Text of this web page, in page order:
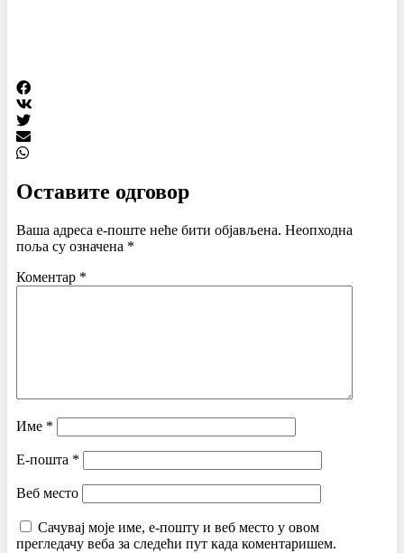
Оставите одговор
Ваша адреса е-поште неће бити објављена. Неопходна
поља су означена *
Коментар *
Име *
Е-пошта *
Веб место
Сачувај моје име, е-пошту и веб место у овом
прегледачу веба за следећи пут када коментаришем.